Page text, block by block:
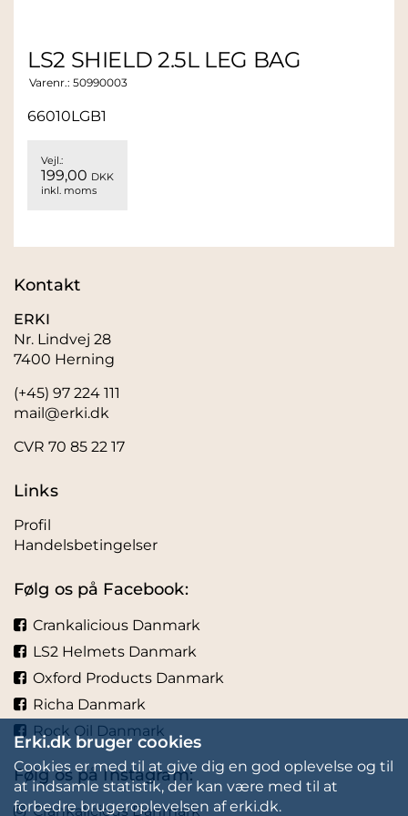
LS2 SHIELD 2.5L LEG BAG
Varenr.: 50990003
66010LGB1
Vejl.:
199,00 DKK
inkl. moms
Kontakt
ERKI
Nr. Lindvej 28
7400 Herning
(+45) 97 224 111
mail@erki.dk
CVR 70 85 22 17
Links
Profil
Handelsbetingelser
Følg os på Facebook:
Crankalicious Danmark
LS2 Helmets Danmark
Oxford Products Danmark
Richa Danmark
Rock Oil Danmark
Følg os på Instagram:
Crankalicious Danmark
Erki.dk bruger cookies
Cookies er med til at give dig en god oplevelse og til
at indsamle statistik, der kan være med til at
forbedre brugeroplevelsen af erki.dk.